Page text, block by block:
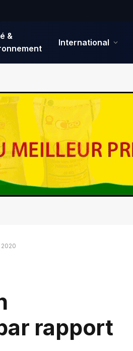
&
International
rapport